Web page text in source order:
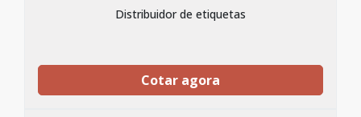
Distribuidor de etiquetas
Cotar agora